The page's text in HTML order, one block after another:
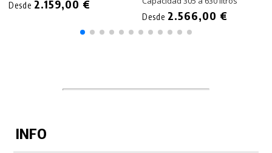
Desde 2.159,00 €
Desde 2.566,00 €
INFO